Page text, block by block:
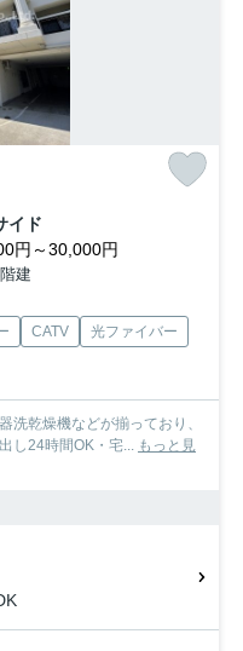
イド
円～30,000円
建
CATV
光ファイバー
洗乾燥機などが揃っており、
し24時間OK・宅... もっと見